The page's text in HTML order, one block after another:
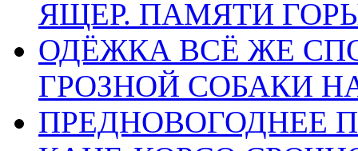
ЯЩЕР. ПАМЯТИ
ОДЁЖКА ВСЁ ЖЕ
ГРОЗНОЙ СОБАКИ
ПРЕДНОВОГОДНЕЕ